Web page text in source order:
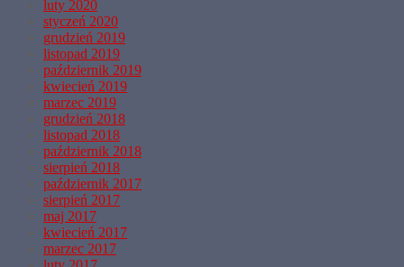
luty 2020
styczeń 2020
grudzień 2019
listopad 2019
październik 2019
kwiecień 2019
marzec 2019
grudzień 2018
listopad 2018
październik 2018
sierpień 2018
październik 2017
sierpień 2017
maj 2017
kwiecień 2017
marzec 2017